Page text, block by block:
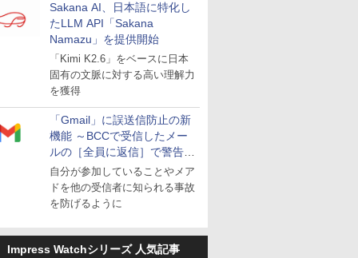
Sakana AI、日本語に特化し
たLLM API「Sakana
Namazu」を提供開始
「Kimi K2.6」をベースに日本
固有の文脈に対する高い理解力
を獲得
「Gmail」に誤送信防止の新
機能 ～BCCで受信したメー
ルの［全員に返信］で警告を
表示
自分が参加していることやメア
ドを他の受信者に知られる事故
を防げるように
Impress Watchシリーズ 人気記事